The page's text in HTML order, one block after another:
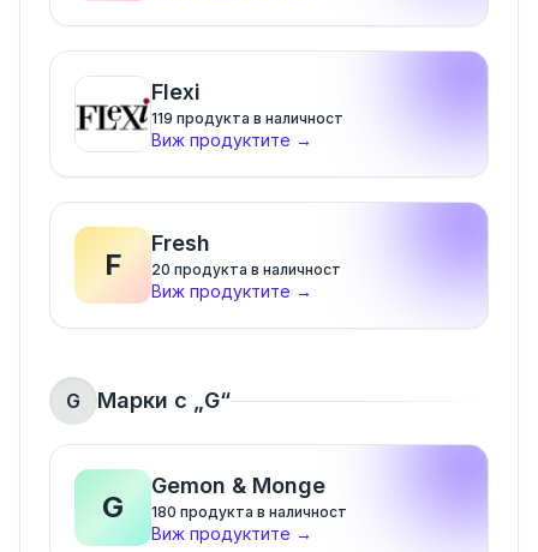
Flexi
119 продукта в наличност
Виж продуктите →
F
Fresh
20 продукта в наличност
Виж продуктите →
G Марки с „ G“
G
Gemon & Monge
180 продукта в наличност
Виж продуктите →